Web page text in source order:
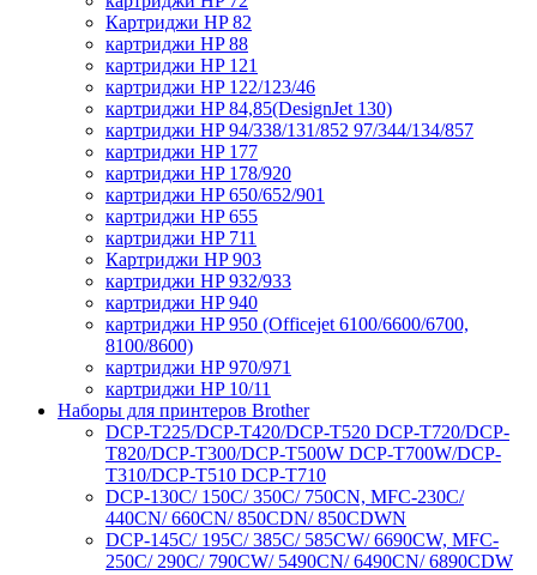
Картриджи HP 82
картриджи HP 88
картриджи HP 121
картриджи HP 122/123/46
картриджи HP 84,85(DesignJet 130)
картриджи HP 94/338/131/852 97/344/134/857
картриджи HP 177
картриджи HP 178/920
картриджи HP 650/652/901
картриджи HP 655
картриджи HP 711
Картриджи HP 903
картриджи HP 932/933
картриджи HP 940
картриджи HP 950 (Officejet 6100/6600/6700,
8100/8600)
картриджи HP 970/971
картриджи HP 10/11
Наборы для принтеров Brother
DCP-T225/DCP-T420/DCP-T520 DCP-T720/DCP-
T820/DCP-T300/DCP-T500W DCP-T700W/DCP-
T310/DCP-T510 DCP-T710
DCP-130C/ 150C/ 350C/ 750CN, MFC-230C/
440CN/ 660CN/ 850CDN/ 850CDWN
DCP-145C/ 195C/ 385C/ 585CW/ 6690CW, MFC-
250C/ 290C/ 790CW/ 5490CN/ 6490CN/ 6890CDW